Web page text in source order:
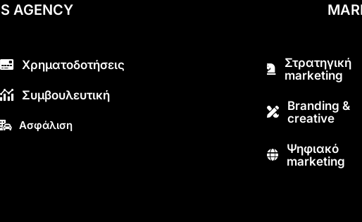
AGENCY
Χρηματοδοτήσεις
Συμβουλευτική
Ασφάλιση
Στρατηγική
marketing
Branding &
creative
Ψηφιακό
marketing